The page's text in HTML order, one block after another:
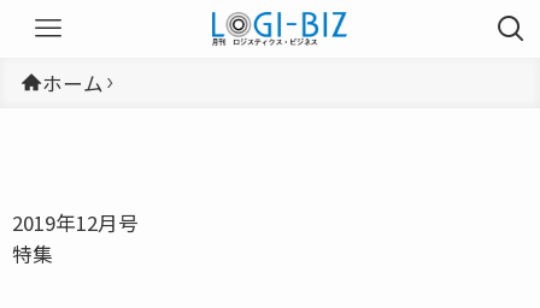
ホーム
2019年12月号
特集